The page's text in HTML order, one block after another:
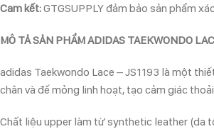
Cam kết:GTGSUPPLY đảm bảo sản phẩm
MÔ TẢ SẢN PHẨM ADIDAS TAEKWONDO
adidas Taekwondo Lace – JS1193 là một
chân và đế mỏng linh hoạt, tạo cảm giác
Chất liệu upper làm từ synthetic leather (da